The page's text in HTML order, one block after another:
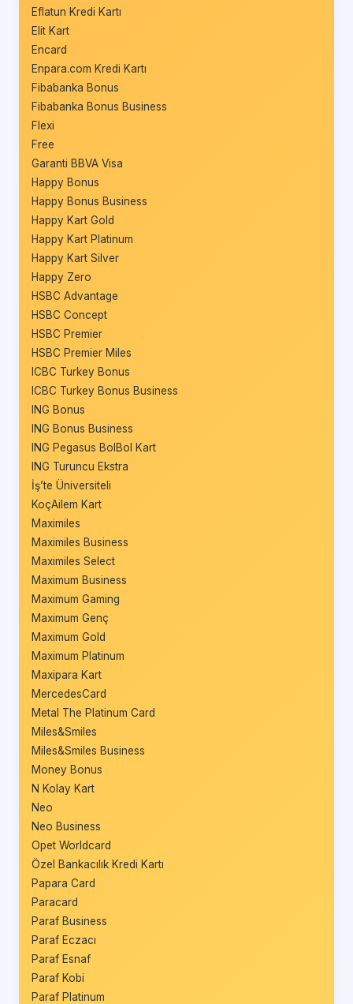
Eflatun Kredi Kartı
Elit Kart
Encard
Enpara.com Kredi Kartı
Fibabanka Bonus
Fibabanka Bonus Business
Flexi
Free
Garanti BBVA Visa
Happy Bonus
Happy Bonus Business
Happy Kart Gold
Happy Kart Platinum
Happy Kart Silver
Happy Zero
HSBC Advantage
HSBC Concept
HSBC Premier
HSBC Premier Miles
ICBC Turkey Bonus
ICBC Turkey Bonus Business
ING Bonus
ING Bonus Business
ING Pegasus BolBol Kart
ING Turuncu Ekstra
İş’te Üniversiteli
KoçAilem Kart
Maximiles
Maximiles Business
Maximiles Select
Maximum Business
Maximum Gaming
Maximum Genç
Maximum Gold
Maximum Platinum
Maxipara Kart
MercedesCard
Metal The Platinum Card
Miles&Smiles
Miles&Smiles Business
Money Bonus
N Kolay Kart
Neo
Neo Business
Opet Worldcard
Özel Bankacılık Kredi Kartı
Papara Card
Paracard
Paraf Business
Paraf Eczacı
Paraf Esnaf
Paraf Kobi
Paraf Platinum